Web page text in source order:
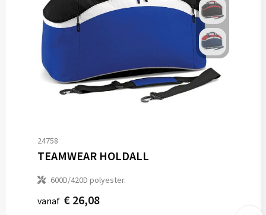
24758
TEAMWEAR HOLDALL
600D/420D polyester.
vanaf € 26,08